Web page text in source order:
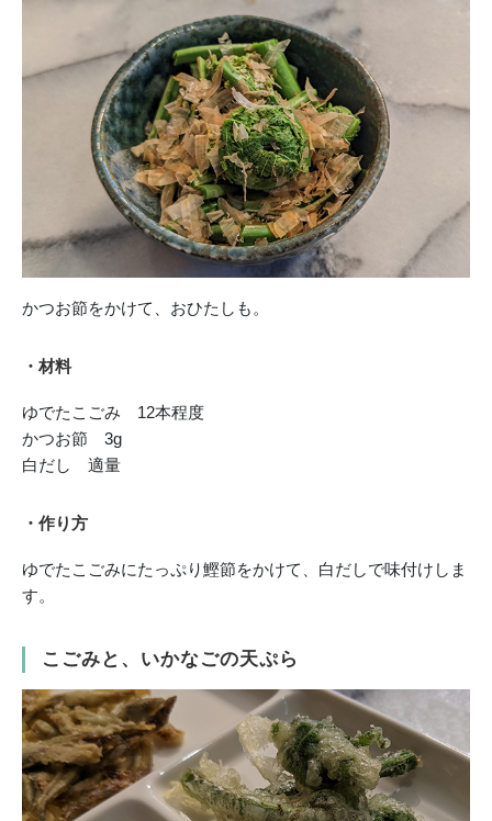
かつお節をかけて、おひたしも。
・材料
ゆでたこごみ 12本程度
かつお節 3g
白だし 適量
・作り方
ゆでたこごみにたっぷり鰹節をかけて、白だしで味付けしま
す。
こごみと、いかなごの天ぷら